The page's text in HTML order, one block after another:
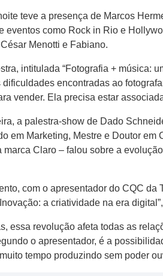
teve a presença de Marcos
eventos como Rock in Rio e
Menotti e Fabiano.
intitulada “Fotografia + música:
dificuldades encontradas ao
vender. Ela precisa estar
a palestra-show de Dado
em Marketing, Mestre e Doutor
marca Claro – falou sobre a
com o apresentador do CQC
a criatividade na era
essa revolução afeta todas as
o apresentador, é a
tempo produzindo sem poder